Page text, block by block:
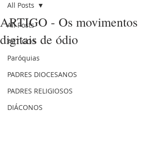
All Posts
ARTIGOS
Paróquias
PADRES DIOCESANOS
PADRES RELIGIOSOS
DIÁCONOS
All Posts
ARTIGO - Os movimentos
digitais de ódio